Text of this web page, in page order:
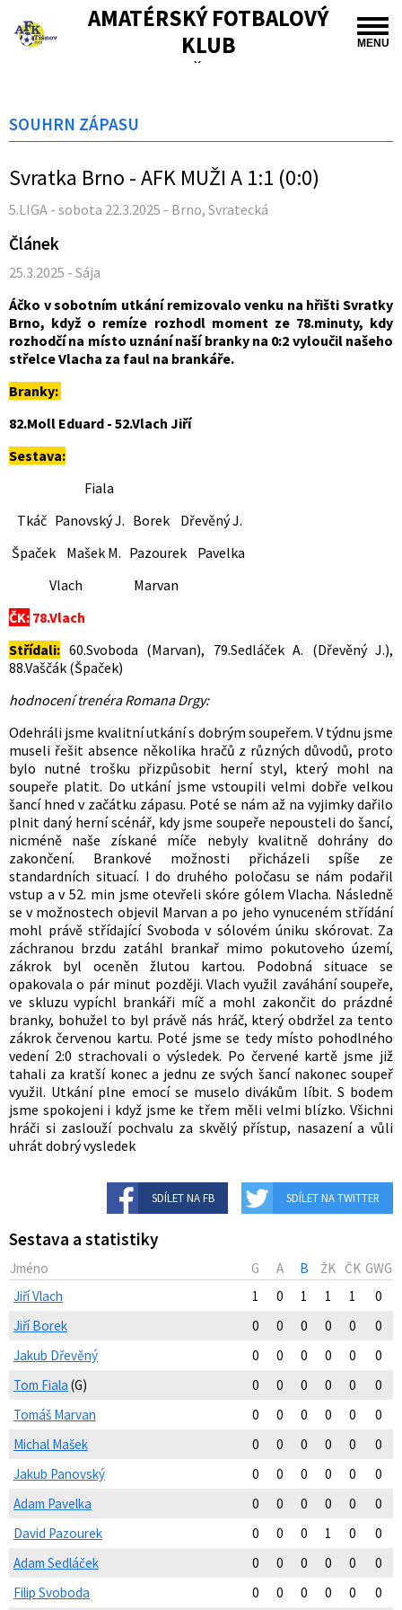
MENU
AMATÉRSKÝ FOTBALOVÝ
KLUB
TIŠNOV
SOUHRN ZÁPASU
Svratka Brno - AFK MUŽI A 1:1 (0:0)
5.LIGA - sobota 22.3.2025 - Brno, Svratecká
Článek
25.3.2025 - Sája
Áčko v sobotním utkání remizovalo venku na hřišti Svratky
Brno, když o remíze rozhodl moment ze 78.minuty, kdy
rozhodčí na místo uznání naší branky na 0:2 vyloučil našeho
střelce Vlacha za faul na brankáře.
Branky:
82.Moll Eduard - 52.Vlach Jiří
Sestava:
Fiala
Tkáč Panovský J. Borek Dřevěný J.
Špaček Mašek M. Pazourek Pavelka
Vlach Marvan
ČK: 78.Vlach
Střídali: 60.Svoboda (Marvan), 79.Sedláček A. (Dřevěný J.),
88.Vaščák (Špaček)
hodnocení trenéra Romana Drgy:
Odehráli jsme kvalitní utkání s dobrým soupeřem. V týdnu jsme
museli řešit absence několika hračů z různých důvodů, proto
bylo nutné trošku přizpůsobit herní styl, který mohl na
soupeře platit. Do utkání jsme vstoupili velmi dobře velkou
šancí hned v začátku zápasu. Poté se nám až na vyjimky dařilo
plnit daný herní scénář, kdy jsme soupeře nepousteli do šancí,
nicméně naše získané míče nebyly kvalitně dohrány do
zakončení. Brankové možnosti přicházeli spíše ze
standardních situací. I do druhého poločasu se nám podařil
vstup a v 52. min jsme otevřeli skóre gólem Vlacha. Následně
se v možnostech objevil Marvan a po jeho vynuceném střídání
mohl právě střídající Svoboda v sólovém úniku skórovat. Za
záchranou brzdu zatáhl brankař mimo pokutoveho území,
zákrok byl oceněn žlutou kartou. Podobná situace se
opakovala o pár minut později. Vlach využil zaváhání soupeře,
ve skluzu vypíchl brankáři míč a mohl zakončit do prázdné
branky, bohužel to byl právě nás hráč, který obdržel za tento
zákrok červenou kartu. Poté jsme se tedy místo pohodlného
vedení 2:0 strachovali o výsledek. Po červené kartě jsme již
tahali za kratší konec a jednu ze svých šancí nakonec soupeř
využil. Utkání plne emocí se muselo divákům líbit. S bodem
jsme spokojeni i když jsme ke třem měli velmi blízko. Všichni
hráči si zaslouží pochvalu za skvělý přístup, nasazení a vůli
uhrát dobrý vysledek
SDÍLET NA FB SDÍLET NA TWITTER
Sestava a statistiky
Jméno G A B ŽK ČK GWG
Jiří Vlach
1 0 1 1 1
0
Jiří Borek
0 0 0 0 0
0
Jakub Dřevěný
0 0 0 0 0
0
Tom Fiala (G) 0 0 0 0 0
0
Tomáš Marvan
0 0 0 0 0
0
Michal Mašek
0 0 0 0 0
0
Jakub Panovský
0 0 0 0 0
0
Adam Pavelka
0 0 0 0 0
0
David Pazourek
0 0 0 1 0
0
Adam Sedláček
0 0 0 0 0
0
Filip Svoboda
0 0 0 0 0 0